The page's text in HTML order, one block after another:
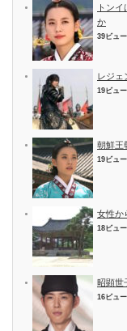
トン
か
39ビュー
レジェ
19ビュー
朝鮮王
19ビュー
女性か
18ビュー
昭顕世
16ビュー